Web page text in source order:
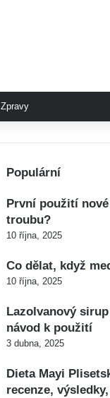
Zpravy
Populární
První použití
troubu?
10 října, 2025
Co dělat, když
10 října, 2025
Lazolvanový
návod k použití
3 dubna, 2025
Dieta Mayi
recenze,